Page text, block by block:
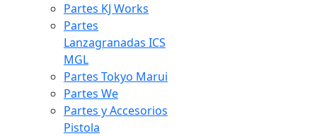
Partes KJ Works
Partes
Lanzagranadas ICS
MGL
Partes Tokyo Marui
Partes We
Partes y Accesorios
Pistola